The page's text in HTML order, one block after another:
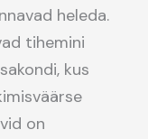
heleda.
tihemini
kus
on